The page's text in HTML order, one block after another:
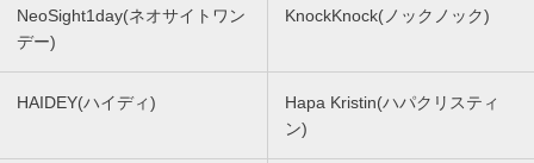
NeoSight1day(ネオサイトワン
デー)
KnockKnock(ノックノック)
HAIDEY(ハイディ)
Hapa Kristin(ハパクリスティ
ン)